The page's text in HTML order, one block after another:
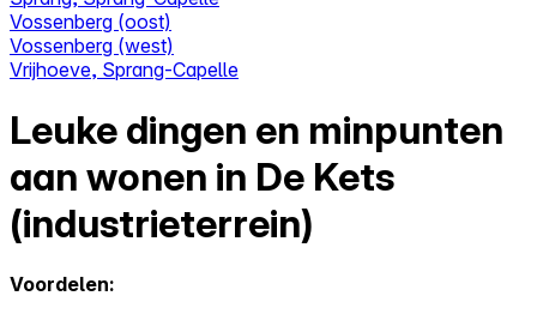
Vossenberg (oost)
Vossenberg (west)
Vrijhoeve, Sprang-Capelle
Leuke dingen en minpunten
aan wonen in De Kets
(industrieterrein)
Voordelen: